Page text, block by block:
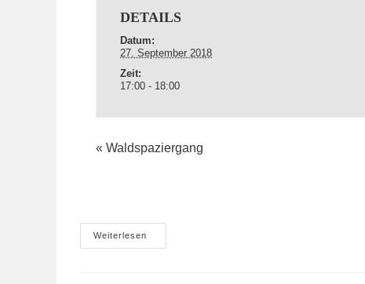
DETAILS
Datum:
27. September 2018
Zeit:
17:00 - 18:00
« Waldspaziergang
Weiterlesen
„Jetzt